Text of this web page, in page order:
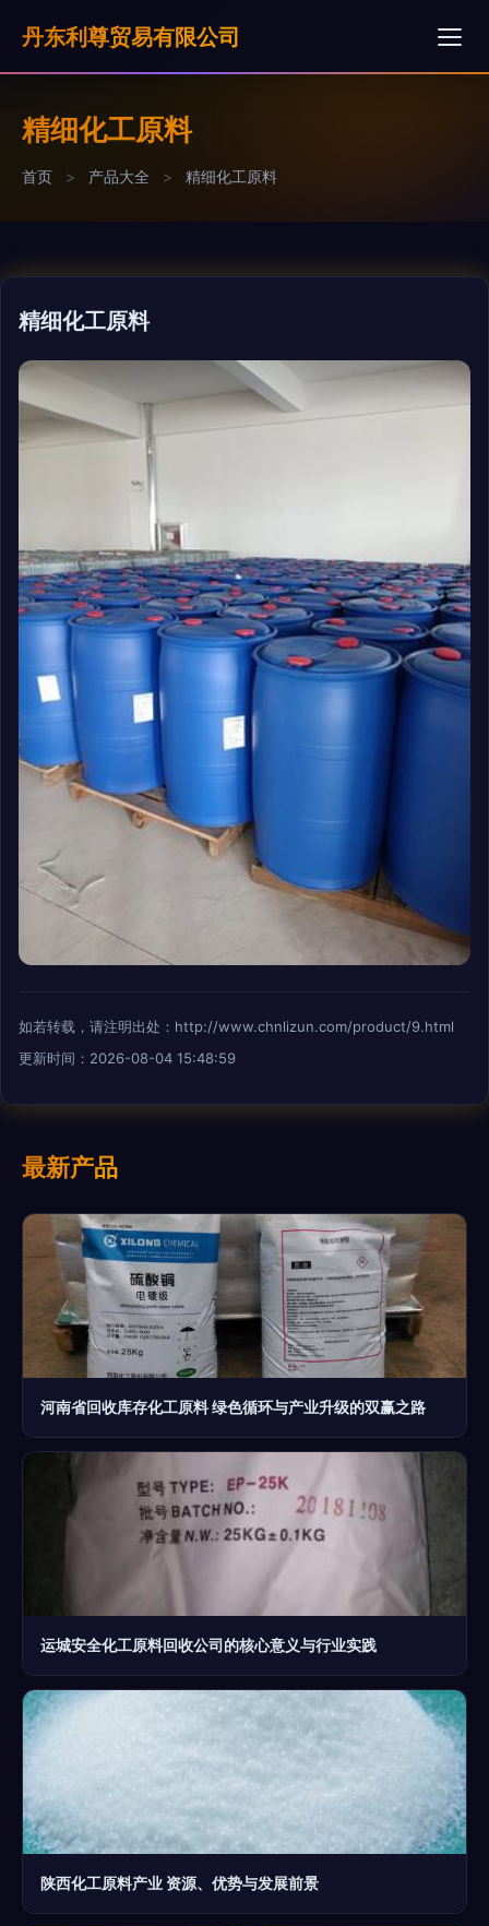
丹东利尊贸易有限公司
精细化工原料
首页 > 产品大全 > 精细化工原料
精细化工原料
如若转载，请注明出处：http://www.chnlizun.com/product/9.html
更新时间：2026-08-04 15:48:59
最新产品
河南省回收库存化工原料 绿色循环与产业升级的双赢之路
运城安全化工原料回收公司的核心意义与行业实践
陕西化工原料产业 资源、优势与发展前景